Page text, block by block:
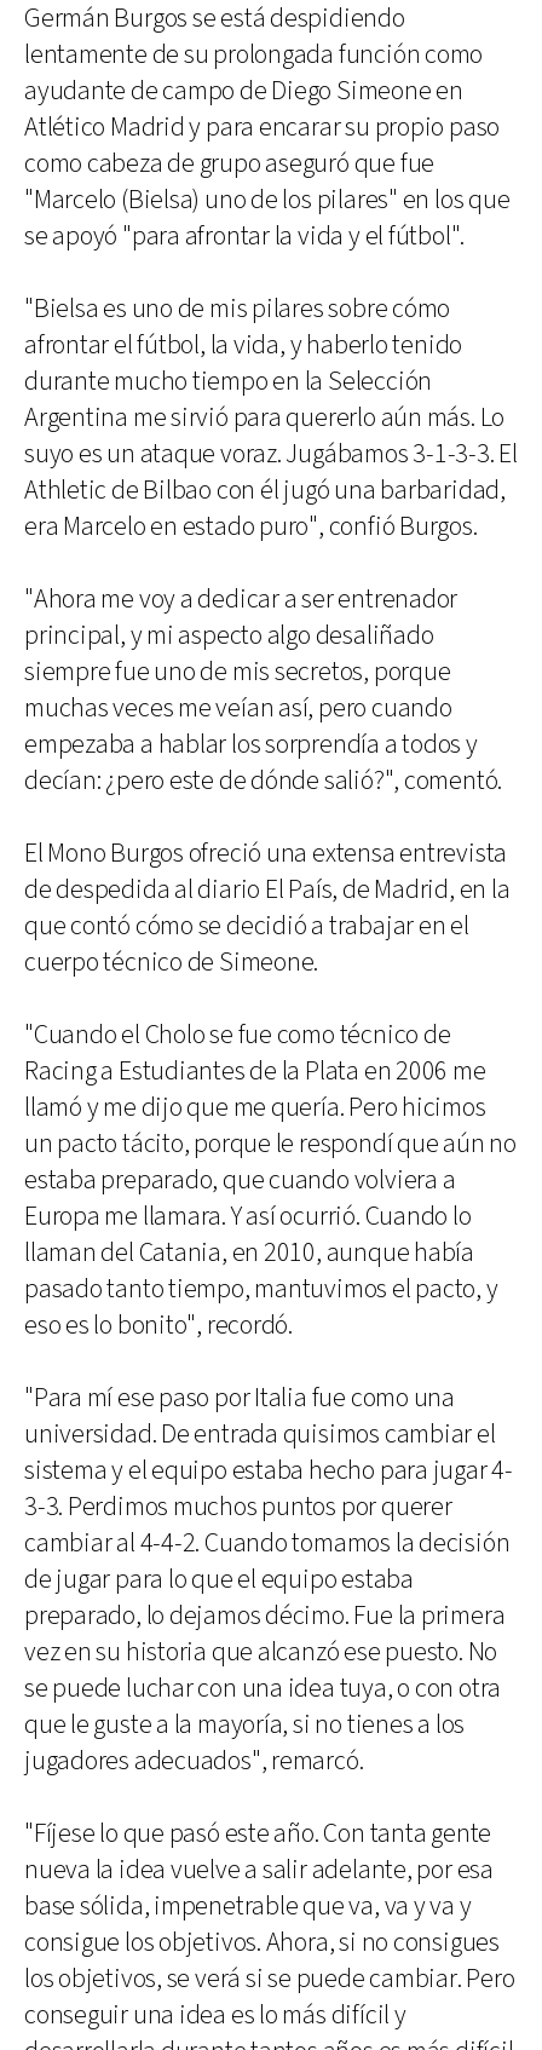
Germán Burgos se está despidiendo
lentamente de su prolongada función como
ayudante de campo de Diego Simeone en
Atlético Madrid y para encarar su propio paso
como cabeza de grupo aseguró que fue
"Marcelo (Bielsa) uno de los pilares" en los que
se apoyó "para afrontar la vida y el fútbol".
"Bielsa es uno de mis pilares sobre cómo
afrontar el fútbol, la vida, y haberlo tenido
durante mucho tiempo en la Selección
Argentina me sirvió para quererlo aún más. Lo
suyo es un ataque voraz. Jugábamos 3-1-3-3. El
Athletic de Bilbao con él jugó una barbaridad,
era Marcelo en estado puro", confió Burgos.
"Ahora me voy a dedicar a ser entrenador
principal, y mi aspecto algo desaliñado
siempre fue uno de mis secretos, porque
muchas veces me veían así, pero cuando
empezaba a hablar los sorprendía a todos y
decían: ¿pero este de dónde salió?", comentó.
El Mono Burgos ofreció una extensa entrevista
de despedida al diario El País, de Madrid, en la
que contó cómo se decidió a trabajar en el
cuerpo técnico de Simeone.
"Cuando el Cholo se fue como técnico de
Racing a Estudiantes de la Plata en 2006 me
llamó y me dijo que me quería. Pero hicimos
un pacto tácito, porque le respondí que aún no
estaba preparado, que cuando volviera a
Europa me llamara. Y así ocurrió. Cuando lo
llaman del Catania, en 2010, aunque había
pasado tanto tiempo, mantuvimos el pacto, y
eso es lo bonito", recordó.
"Para mí ese paso por Italia fue como una
universidad. De entrada quisimos cambiar el
sistema y el equipo estaba hecho para jugar 4-
3-3. Perdimos muchos puntos por querer
cambiar al 4-4-2. Cuando tomamos la decisión
de jugar para lo que el equipo estaba
preparado, lo dejamos décimo. Fue la primera
vez en su historia que alcanzó ese puesto. No
se puede luchar con una idea tuya, o con otra
que le guste a la mayoría, si no tienes a los
jugadores adecuados", remarcó.
"Fíjese lo que pasó este año. Con tanta gente
nueva la idea vuelve a salir adelante, por esa
base sólida, impenetrable que va, va y va y
consigue los objetivos. Ahora, si no consigues
los objetivos, se verá si se puede cambiar. Pero
conseguir una idea es lo más difícil y